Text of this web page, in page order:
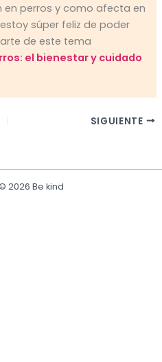
en perros y como afecta en
súper feliz de poder
de este tema
el bienestar y cuidado
SIGUIENTE
2026 Be kind